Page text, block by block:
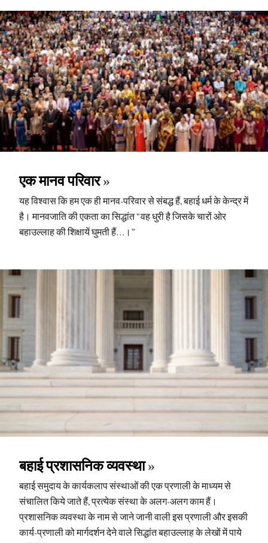
एक मानव परिवार
यह विश्वास कि हम एक ही मानव-परिवार से संबद्ध हैं, बहाई धर्म के केन्द्र में
है। मानवजाति की एकता का सिद्धांत “वह धुरी है जिसके चारों ओर
बहाउल्लाह की शिक्षायें घुमती हैं…।”
बहाई प्रशासनिक व्यवस्था
बहाई समुदाय के कार्यकलाप संस्थाओं की एक प्रणाली के माध्यम से
संचालित किये जाते हैं, प्रत्येक संस्था के अलग-अलग काम हैं।
प्रशासनिक व्यवस्था के नाम से जाने जानी वाली इस प्रणाली और इसकी
कार्य-प्रणाली को मार्गदर्शन देने वाले सिद्धांत बहाउल्लाह के लेखों में पाये